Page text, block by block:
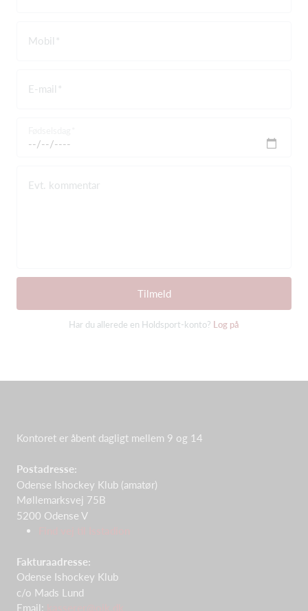
Mobil
E-mail
Evt. kommentar
Tilmeld
Har du allerede en Holdsport-konto? Log på
Kontoret er åbent dagligt mellem 9 og 14
Postadresse:
Odense Ishockey Klub (amatør)
Møllemarksvej 75B
5200 Odense V
Fakturaadresse:
Odense Ishockey Klub
c/o Mads Lund
Email: